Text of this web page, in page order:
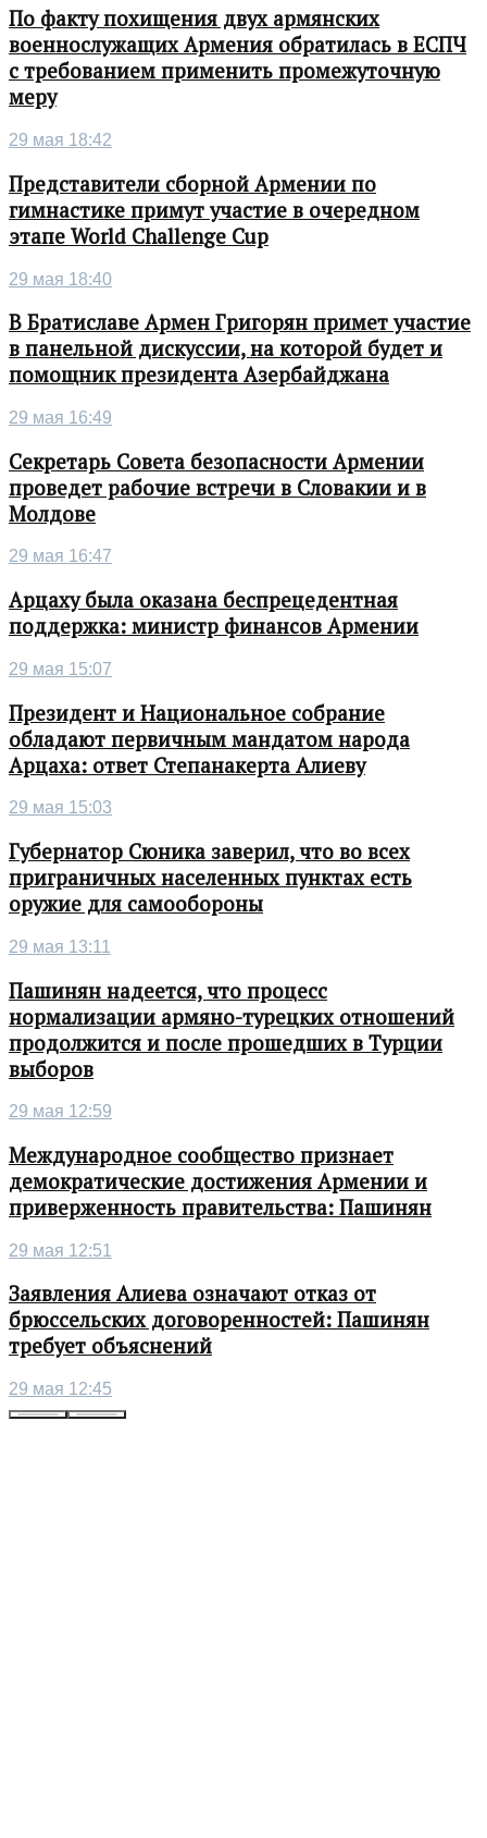
По факту похищения двух армянских
военнослужащих Армения обратилась в ЕСПЧ
с требованием применить промежуточную
меру
29 мая 18:42
Представители сборной Армении по
гимнастике примут участие в очередном
этапе World Challenge Cup
29 мая 18:40
В Братиславе Армен Григорян примет участие
в панельной дискуссии, на которой будет и
помощник президента Азербайджана
29 мая 16:49
Секретарь Совета безопасности Армении
проведет рабочие встречи в Словакии и в
Молдове
29 мая 16:47
Арцаху была оказана беспрецедентная
поддержка: министр финансов Армении
29 мая 15:07
Президент и Национальное собрание
обладают первичным мандатом народа
Арцаха: ответ Степанакерта Алиеву
29 мая 15:03
Губернатор Сюника заверил, что во всех
приграничных населенных пунктах есть
оружие для самообороны
29 мая 13:11
Пашинян надеется, что процесс
нормализации армяно-турецких отношений
продолжится и после прошедших в Турции
выборов
29 мая 12:59
Международное сообщество признает
демократические достижения Армении и
приверженность правительства: Пашинян
29 мая 12:51
Заявления Алиева означают отказ от
брюссельских договоренностей: Пашинян
требует объяснений
29 мая 12:45